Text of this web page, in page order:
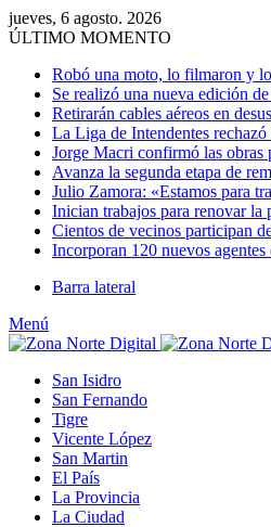
jueves, 6 agosto. 2026
ÚLTIMO MOMENTO
Robó una moto, lo filmaron y
Se realizó una nueva edición
Retirarán cables aéreos en
La Liga de Intendentes
Jorge Macri confirmó las obras
Avanza la segunda etapa de
Julio Zamora: «Estamos para
Inician trabajos para renovar la
Cientos de vecinos participan
Incorporan 120 nuevos agentes
Barra lateral
Menú
San Isidro
San Fernando
Tigre
Vicente López
San Martin
El País
La Provincia
La Ciudad